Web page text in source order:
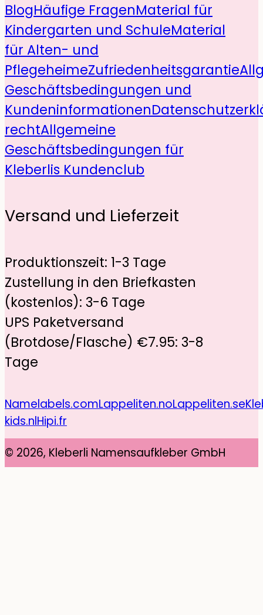
BlogHäufige FragenMaterial für
Kindergarten und SchuleMaterial
für Alten- und
PflegeheimeZufriedenheitsgarantie
Geschäftsbedingungen und
Kundeninformationen
rechtAllgemeine
Geschäftsbedingungen für
Kleberlis Kundenclub
Versand und Lieferzeit
Produktionszeit: 1-3 Tage
Zustellung in den Briefkasten
(kostenlos): 3-6 Tage
UPS Paketversand
(Brotdose/Flasche) €7.95: 3-8
Tage
Namelabels.comLappeliten.noLappeliten.se
kids.nlHipi.fr
© 2026, Kleberli Namensaufkleber GmbH